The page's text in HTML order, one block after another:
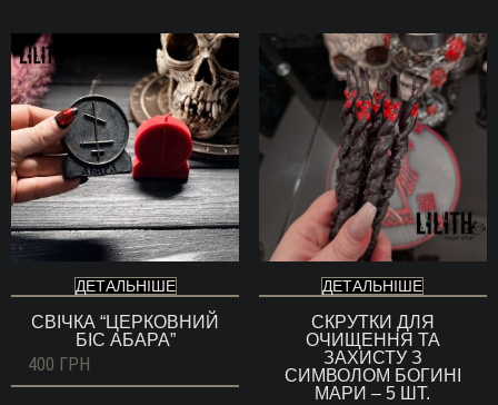
ДЕТАЛЬНІШЕ
СВІЧКА “ЦЕРКОВНИЙ
БІС АБАРА”
400 ГРН
ДЕТАЛЬНІШЕ
СКРУТКИ ДЛЯ
ОЧИЩЕННЯ ТА
ЗАХИСТУ З
СИМВОЛОМ БОГИНІ
МАРИ – 5 ШТ.